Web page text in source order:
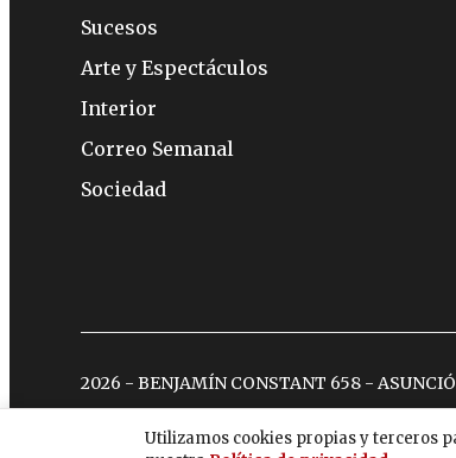
Utilizamos cookies propias y terceros
Sucesos
Arte y Espectáculos
Interior
Correo Semanal
Sociedad
2026 - BENJAMÍN CONSTANT 658 -